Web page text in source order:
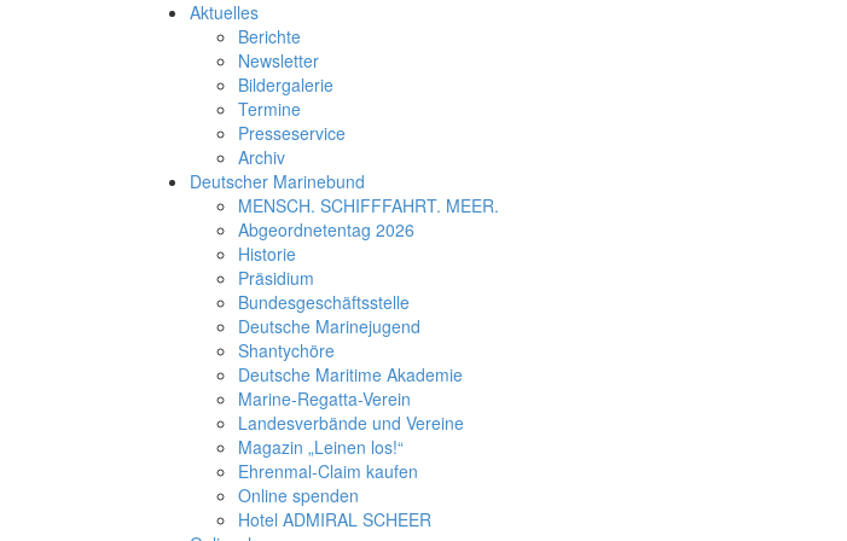
Aktuelles
Berichte
Newsletter
Bildergalerie
Termine
Presseservice
Archiv
Deutscher Marinebund
MENSCH. SCHIFFFAHRT. MEER.
Abgeordnetentag 2026
Historie
Präsidium
Bundesgeschäftsstelle
Deutsche Marinejugend
Shantychöre
Deutsche Maritime Akademie
Marine-Regatta-Verein
Landesverbände und Vereine
Magazin „Leinen los!“
Ehrenmal-Claim kaufen
Online spenden
Hotel ADMIRAL SCHEER